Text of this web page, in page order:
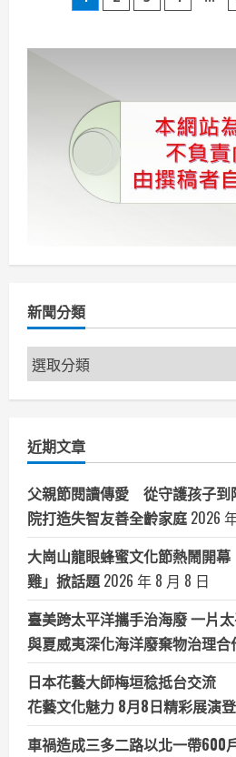
藝
料
管
邀
請
原
職
地
章
頁
新聞分類
新
聞
近期文章
父親節閱讀傳愛 從守護孩子
院打造失智友善全齡家庭 2026
大崗山龍眼蜂蜜文化節熱鬧開
雞」掀話題 2026 年 8 月 8 日
臺美跨太平洋攜手治海廢 一片
與夏威夷深化海洋廢棄物治理合
日本花藝大師梅垣稔抵台交流
花藝文化魅力 8月8日精彩展演
車禍造成三多二路以北一帶600